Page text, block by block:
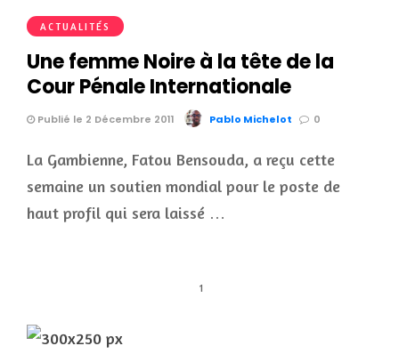
ACTUALITÉS
Une femme Noire à la tête de la
Cour Pénale Internationale
Publié le 2 Décembre 2011 Pablo Michelot 0
La Gambienne, Fatou Bensouda, a reçu cette
semaine un soutien mondial pour le poste de
haut profil qui sera laissé …
1